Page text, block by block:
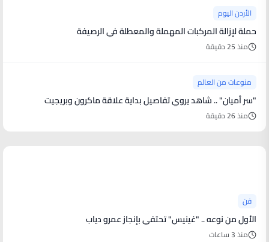
الأردن اليوم
حملة لإزالة المركبات المهملة والمعطلة في الرصيفة
منذ 25 دقيقة
منوعات من العالم
"سر أميان" .. شاهد يروي تفاصيل بداية علاقة ماكرون وبريجيت
منذ 26 دقيقة
فن
الأول من نوعه .. "غينيس" تحتفي بإنجاز عمرو دياب
منذ 3 ساعات